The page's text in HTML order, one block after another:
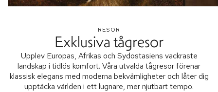
RESOR
Exklusiva tågresor
Upplev Europas, Afrikas och Sydostasiens vackraste
landskap i tidlös komfort. Våra utvalda tågresor förenar
klassisk elegans med moderna bekvämligheter och låter dig
upptäcka världen i ett lugnare, mer njutbart tempo.